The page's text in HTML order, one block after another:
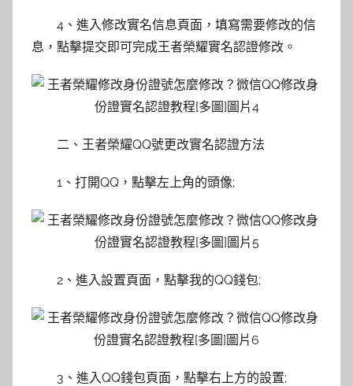
4、進入修改實名信息頁面，填寫需要修改的信
息，點擊提交即可完成王者榮耀實名認證修改。
二、王者榮耀QQ號更改實名認證方法
1、打開QQ，點擊左上角的頭像;
2、進入設置頁面，點擊我的QQ錢包;
3、進入QQ錢包頁面，點擊右上方的設置;